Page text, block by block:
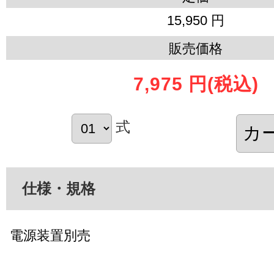
15,950 円
販売価格
7,975 円 (税込)
式
仕様・規格
電源装置別売